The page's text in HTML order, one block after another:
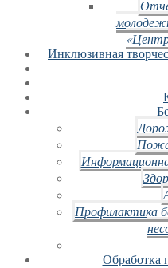
Инклюзивная
Профилактика
Обработка